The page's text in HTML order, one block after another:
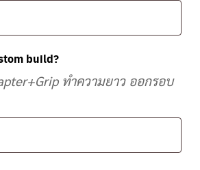
build?
ทำความยาว ออกรอบ